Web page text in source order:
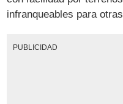
infranqueables para
PUBLICIDAD